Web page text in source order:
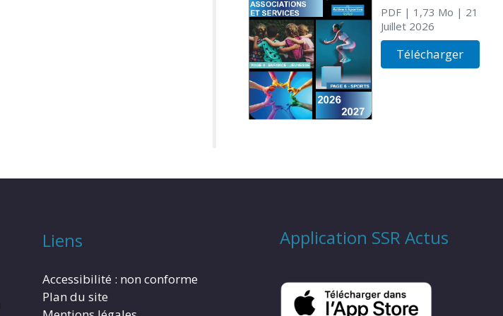
PDF| 1,73 Mo | 21
Juillet 2026
Télécharger
Liens
Accessibilité : non conforme
Plan du site
Application SSR Actus